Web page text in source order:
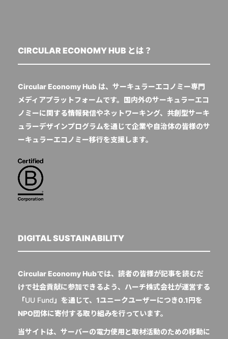
CIRCULAR ECONOMY HUB とは？
Circular Economy Hub は、サーキュラーエコノミー専門
メディアプラットフォームです。国内外のサーキュラーエコ
ノミーに関する情報発信やネットワーキング、共創型サーキ
ュラーデザインプログラムを通じて企業や自治体の皆様のサ
ーキュラーエコノミー移行を支援します。
DIGITAL SUSTAINABILITY
Circular Economy Hubでは、読者の皆様が記事を読むだ
けで社会貢献に参加できるよう、ハーチ株式会社が運営する
「UU Fund 」を通じて、1ユニークユーザーにつき0.1円を
NPO団体に寄付する取り組みを行っています。
当サイトは、サーバーの電力使用と取材活動のための移動に